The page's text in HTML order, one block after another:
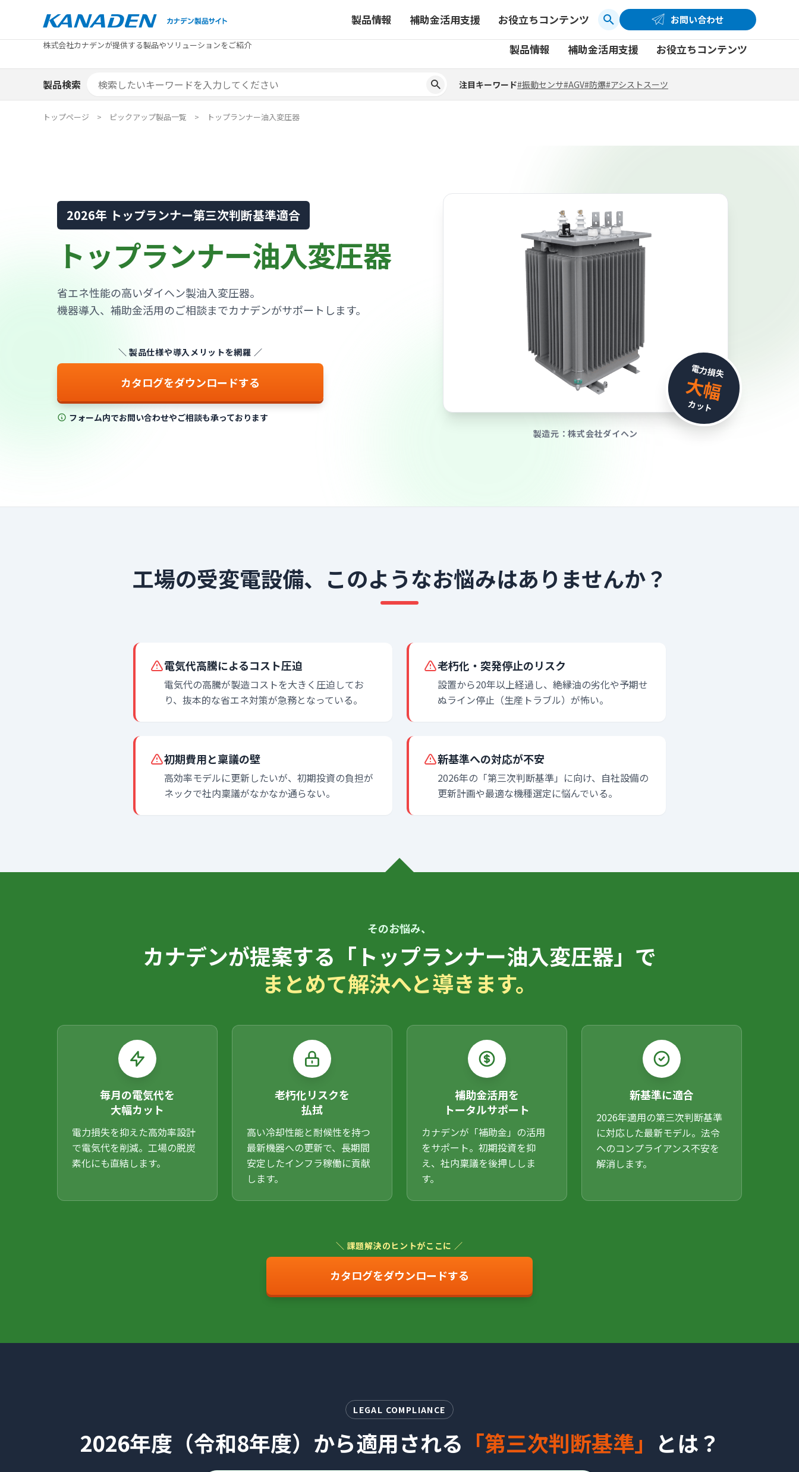
お問い合わせ
製品情報
カテゴリから探す メーカーから探す 事業から探す 製品一覧
エリア別おすすめ製品 特集
補助金活用支援
補助金検索システム 補助金対象製品一覧 補助金ヘルプデスク
お役立ちコンテンツ
トピックス お役立ちコラム 4コマ漫画でわかる取扱製品 社員ブログ
製品検索 注目キーワード#振動センサ#AGV#防爆#アシストスーツ
株式会社カナデンが提供する製品やソリューションをご紹介
コーポレートサイト お問い合わせ
製品情報
カテゴリから探す メーカーから探す 事業から探す 製品一覧
補助金活用支援
補助金検索システム 補助金対象製品一覧 補助金ヘルプデスク
お役立ちコンテンツ
トピックス お役立ちコラム 4コマ漫画でわかる取扱製品 社員ブログ
製品検索 注目キーワード#振動センサ#AGV#防爆#アシストスーツ
トップページ ピックアップ製品一覧 トップランナー油入変圧器
2026年 トップランナー第三次判断基準適合
トップランナー油入変圧器
省エネ性能の高いダイヘン製油入変圧器。
機器導入、補助金活用のご相談までカナデンがサポートします。
＼ 製品仕様や導入メリットを網羅 ／
カタログをダウンロードする
フォーム内でお問い合わせやご相談も承っております
電力損失
大幅
カット
製造元：株式会社ダイヘン
工場の受変電設備、 このようなお悩みはありませんか？
電気代高騰によるコスト圧迫
電気代の高騰が製造コストを大きく圧迫してお
り、抜本的な省エネ対策が急務となっている。
老朽化・突発停止のリスク
設置から20年以上経過し、絶縁油の劣化や予期せ
ぬライン停止（生産トラブル）が怖い。
初期費用と稟議の壁
高効率モデルに更新したいが、初期投資の負担が
ネックで社内稟議がなかなか通らない。
新基準への対応が不安
2026年の「第三次判断基準」に向け、自社設備の
更新計画や最適な機種選定に悩んでいる。
そのお悩み、
カナデンが提案する「トップランナー油入変圧器」で
まとめて解決へと導きます。
毎月の電気代を
大幅カット
電力損失を抑えた高効率設計
で電気代を削減。工場の脱炭
素化にも直結します。
老朽化リスクを
払拭
高い冷却性能と耐候性を持つ
最新機器への更新で、長期間
安定したインフラ稼働に貢献
します。
補助金活用を
トータルサポート
カナデンが「補助金」の活用
をサポート。初期投資を抑
え、社内稟議を後押ししま
す。
新基準に適合
2026年適用の第三次判断基準
に対応した最新モデル。法令
へのコンプライアンス不安を
解消します。
＼ 課題解決のヒントがここに ／
カタログをダウンロードする
LEGAL COMPLIANCE
2026年度（令和8年度）から適用される 「第三次判断基準」 とは？